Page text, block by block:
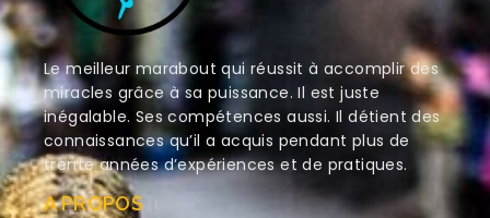
Le meilleur marabout qui réussit à accomplir des
miracles grâce à sa puissance. Il est juste
inégalable. Ses compétences aussi. Il détient des
connaissances qu’il a acquis pendant plus de
trente années d’expériences et de pratiques.
A PROPOS